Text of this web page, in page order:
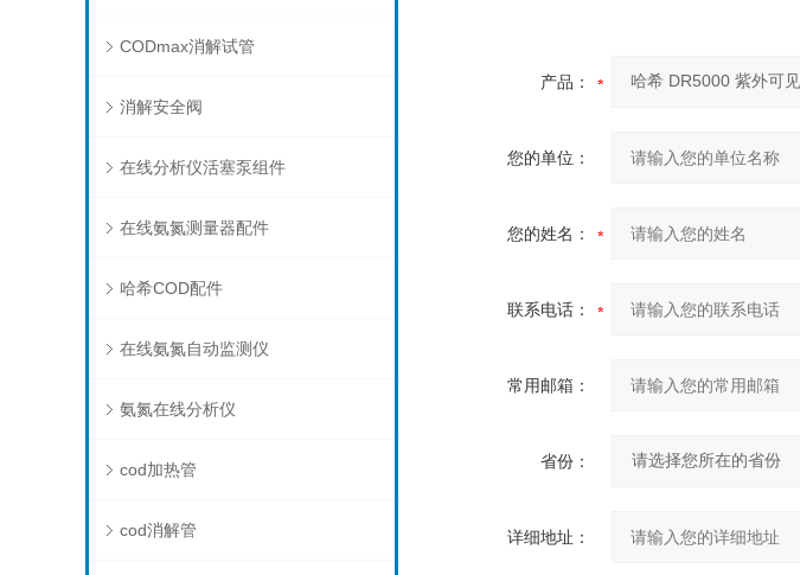
CODmax消解试管
消解安全阀
在线分析仪活塞泵组件
在线氨氮测量器配件
哈希COD配件
在线氨氮自动监测仪
氨氮在线分析仪
cod加热管
cod消解管
产品：
您的单位：
您的姓名：
联系电话：
常用邮箱：
省份：
详细地址：